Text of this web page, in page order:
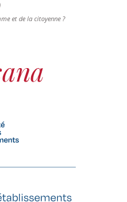
et de la citoyenne ?